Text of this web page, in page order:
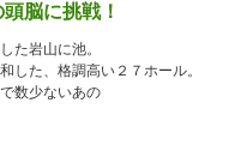
脳に挑戦！
た岩山に池。
した、格調高い２７ホール。
数少ないあの